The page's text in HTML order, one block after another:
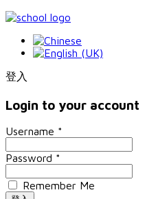
登入
Login to your account
Username *
Password *
Remember Me